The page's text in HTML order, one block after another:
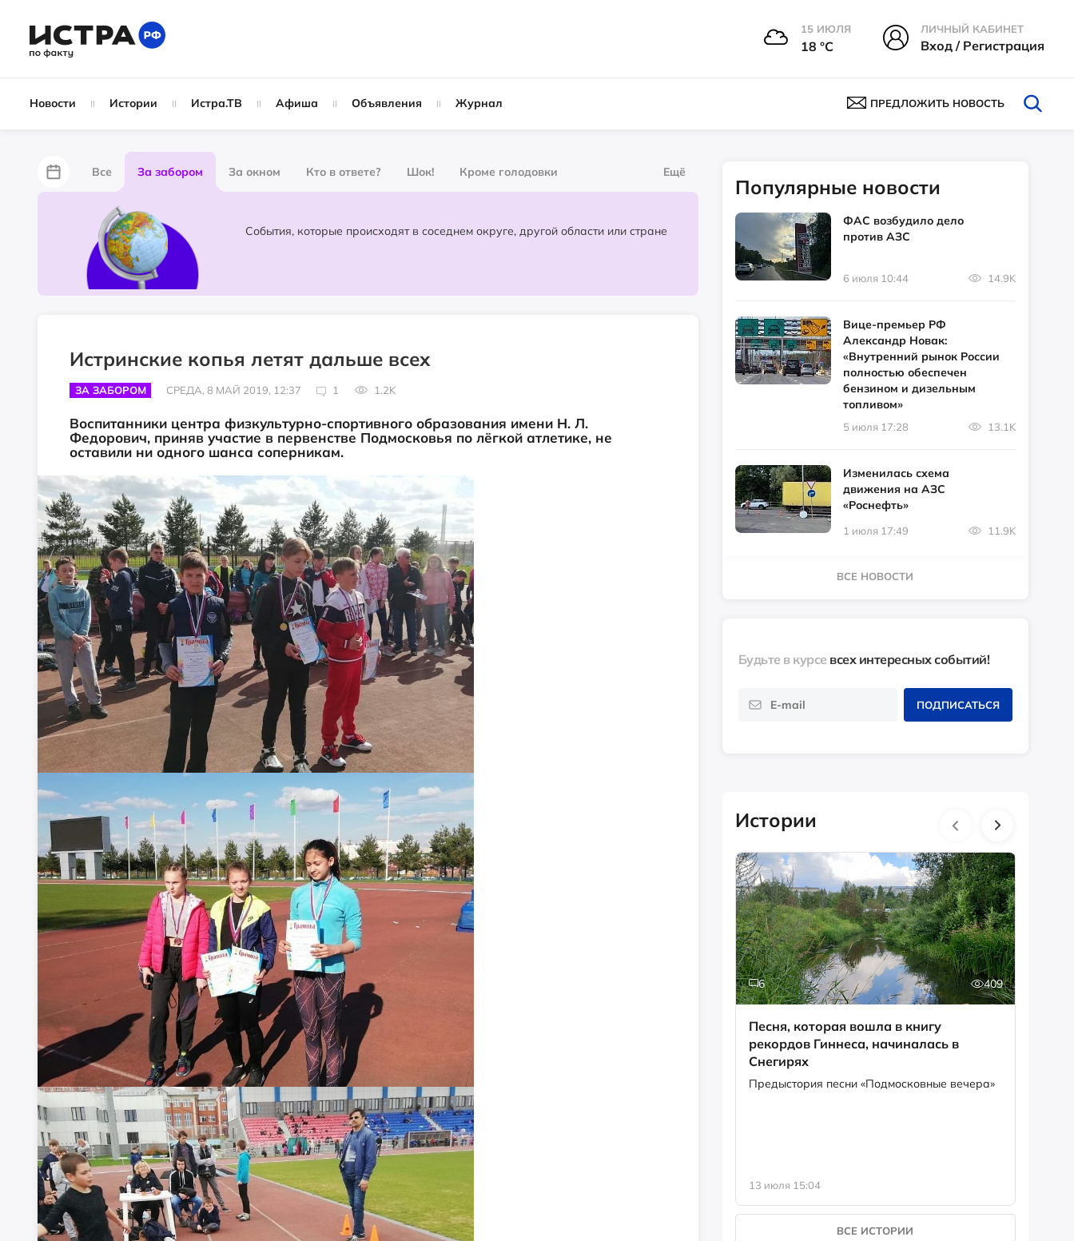
15 ИЮЛЯ
18 °С
ЛИЧНЫЙ КАБИНЕТ
Вход / Регистрация
Новости Истории Истра.ТВ Афиша Объявления Журнал ПРЕДЛОЖИТЬ НОВОСТЬ
Все За забором За окном Кто в ответе? Шок! Кроме голодовки
Лайфхаки
Народные новости
Ещё
События, которые происходят в соседнем округе, другой области или стране
Истринские копья летят дальше всех
ЗА ЗАБОРОМ СРЕДА, 8 МАЙ 2019, 12:37 1 1.2K
Воспитанники центра физкультурно-спортивного образования имени Н. Л.
Федорович, приняв участие в первенстве Подмосковья по лёгкой атлетике, не
оставили ни одного шанса соперникам.
Популярные новости
ФАС возбудило дело
против АЗС
6 июля 10:44 14.9K
Вице-премьер РФ
Александр Новак:
«Внутренний рынок России
полностью обеспечен
бензином и дизельным
топливом»
5 июля 17:28 13.1K
Изменилась схема
движения на АЗС
«Роснефть»
1 июля 17:49 11.9K
ВСЕ НОВОСТИ
Будьте в курсе всех интересных событий!
ПОДПИСАТЬСЯ
Истории
6 409
Песня, которая вошла в книгу
рекордов Гиннеса, начиналась в
Снегирях
Предыстория песни «Подмосковные вечера»
13 июля 15:04
ВСЕ ИСТОРИИ